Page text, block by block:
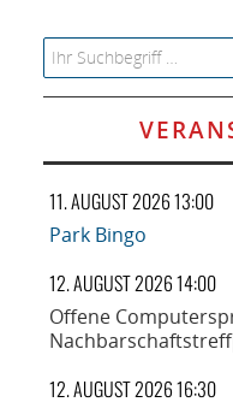
Search for:
11. AUGUST 2026 13:00
Park Bingo
12. AUGUST 2026 14:00
Offene
12. AUGUST 2026 16:30